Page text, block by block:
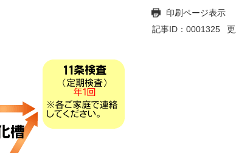
印刷ページ表示
記事ID：0001325